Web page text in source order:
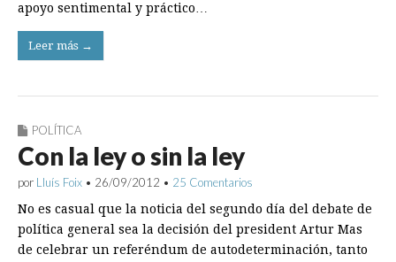
apoyo sentimental y práctico…
Leer más →
POLÍTICA
Con la ley o sin la ley
por Lluís Foix • 26/09/2012 • 25 Comentarios
No es casual que la noticia del segundo día del debate de
política general sea la decisión del president Artur Mas
de celebrar un referéndum de autodeterminación, tanto